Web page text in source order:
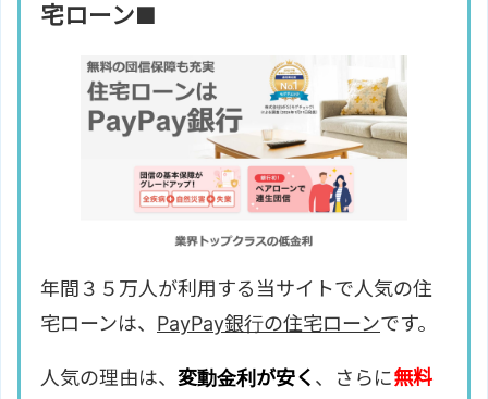
宅ローン■
年間３５万人が利用する当サイトで人気の住
宅ローンは、 PayPay銀行の住宅ローンです。
人気の理由は、 変動金利が安く 、さらに無料